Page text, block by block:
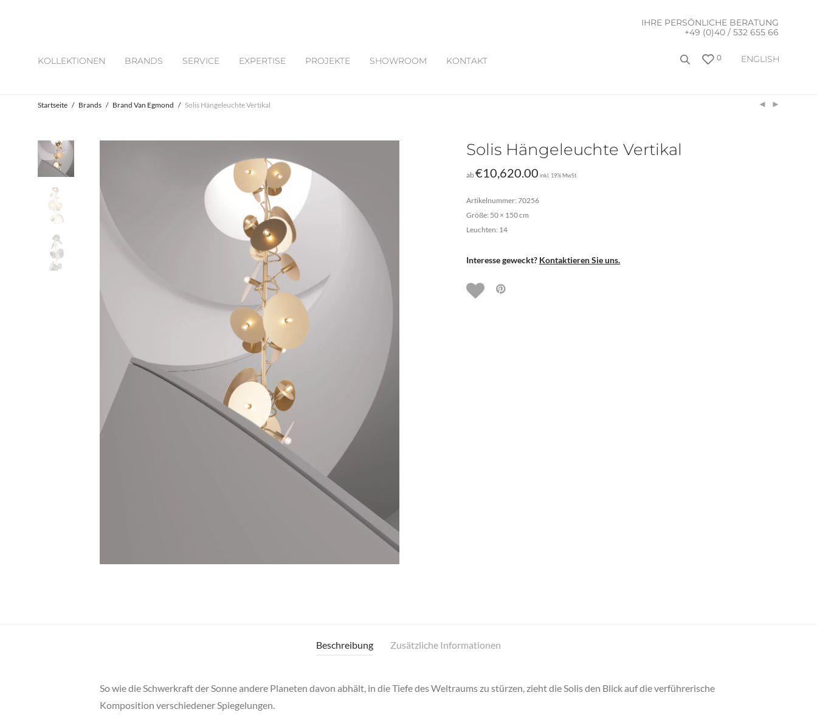
IHRE PERSÖNLICHE BERATUNG
+49 (0)40 / 532 655 66
KOLLEKTIONEN BRANDS SERVICE EXPERTISE PROJEKTE SHOWROOM KONTAKT ENGLISH
0
Startseite / Brands / Brand Van Egmond / Solis Hängeleuchte Vertikal
Solis Hängeleuchte Vertikal
ab€10,620.00 inkl. 19% MwSt.
Artikelnummer: 70256
Größe: 50 × 150 cm
Leuchten: 14
Interesse geweckt? Kontaktieren Sie uns.
Beschreibung Zusätzliche Informationen
So wie die Schwerkraft der Sonne andere Planeten davon abhält, in die Tiefe des Weltraums zu stürzen, zieht die Solis den Blick auf die verführerische
Komposition verschiedener Spiegelungen.